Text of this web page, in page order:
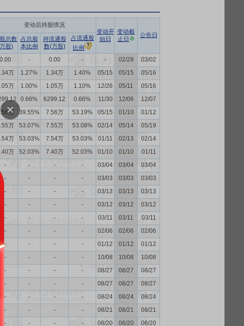
变动后持股情况
变动开
始日
变动截
止日
公告日
总数
股)
占总股
本比例
持流通股
数(万股)
占流通股
比例
0.00 - 0.00 - - 02/28
03/02
万 1.27% 1.34万 1.40% 05/15 05/15
05/16
万 1.00% 1.05万 1.10% 12/26 05/11
05/16
0.66% 6299.12 0.66% 11/30 12/06
12/07
万 39.55% 7.56万 53.19% 05/15 01/10
01/12
万 53.07% 7.55万 53.08% 02/14 05/14
05/19
万 53.03% 7.54万 53.03% 01/11 02/13
02/14
万 52.03% 7.40万 52.03% 01/10 01/10
01/11
- - - - 03/04 03/04
03/04
- - - - 03/03 03/03
03/03
- - - - 03/13 03/13
03/13
- - - - 03/12 03/12
03/12
- - - - 03/11 03/11
03/11
- - - - 02/06 02/06
02/06
- - - - 01/12 01/12
01/12
- - - - 10/08 10/08
10/08
- - - - 08/27 08/27
08/27
- - - - 08/27 08/27
08/27
- - - - 08/24 08/24
08/24
- - - - 08/21 08/21
08/21
- - - - 06/20 06/20
06/20